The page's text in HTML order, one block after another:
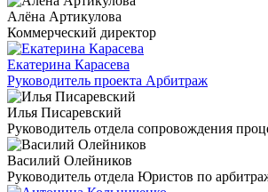
Алёна Артикулова
Коммерческий директор
Екатерина Карасева
Руководитель проекта Арбитраж
Илья Писаревский
Руководитель отдела сопровождения
Василий Олейников
Руководитель отдела Юристов по